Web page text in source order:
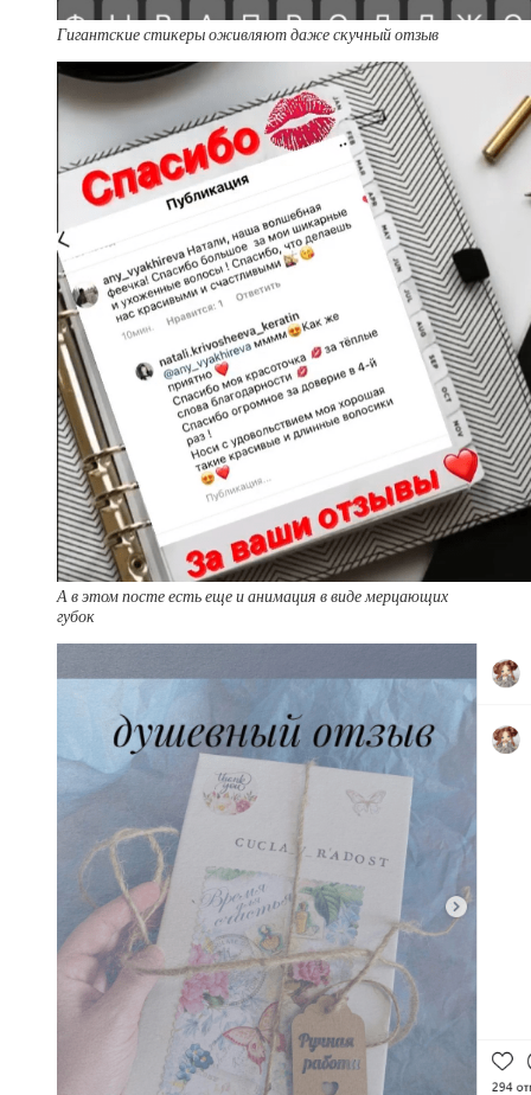
Гигантские стикеры оживляют даже скучный отзыв
А в этом посте есть еще и анимация в виде мерцающих
губок